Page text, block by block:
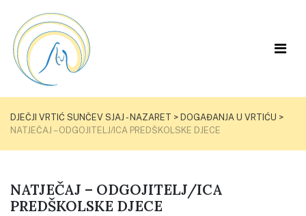
DJEČJI VRTIĆ SUNČEV SJAJ - NAZARET > DOGAĐANJA U VRTIĆU >
NATJEČAJ – ODGOJITELJ/ICA PREDŠKOLSKE DJECE
NATJEČAJ – ODGOJITELJ/ICA
PREDŠKOLSKE DJECE